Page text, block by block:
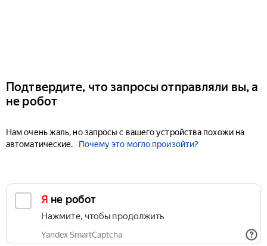
Подтвердите, что запросы отправляли вы, а
не робот
Нам очень жаль, но запросы с вашего устройства похожи на
автоматические.
Почему это могло произойти?
Я не робот
Нажмите, чтобы продолжить
Yandex SmartCaptcha